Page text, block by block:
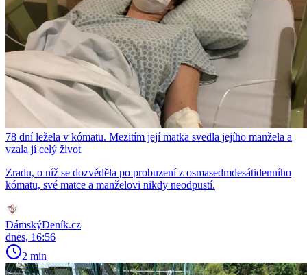
78 dní ležela v kómatu. Mezitím její matka svedla jejího manžela a
vzala jí celý život
Zradu, o níž se dozvěděla po probuzení z osmasedmdesátidenního
kómatu, své matce a manželovi nikdy neodpustí.
DámskýDeník.cz
dnes, 16:56
2 min